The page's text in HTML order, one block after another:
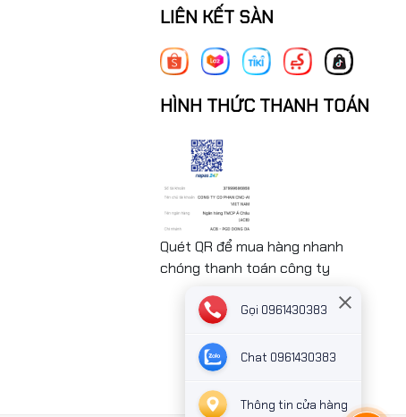
LIÊN KẾT SÀN
HÌNH THỨC THANH TOÁN
Quét QR để mua hàng nhanh
chóng thanh toán công ty
Gọi 0961430383
Chat 0961430383
Thông tin cửa hàng